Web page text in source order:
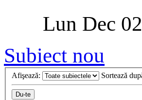
Lun Dec
Subiect nou
Afişează: Sortează